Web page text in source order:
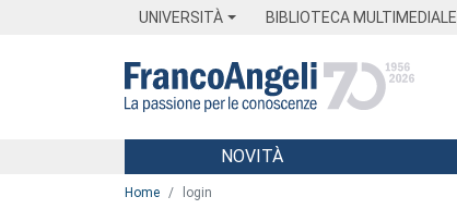
UNIVERSITÀ BIBLIOTECA MULTIMEDIALE
Menu
NOVITÀ
Home login